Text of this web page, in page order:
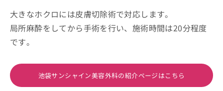
大きなホクロには皮膚切除術で対応します。
局所麻酔をしてから手術を行い、施術時間は20分程度
です。
池袋サンシャイン美容外科の紹介ページはこちら